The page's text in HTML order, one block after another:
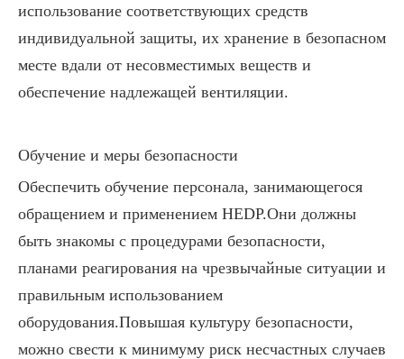
использование соответствующих средств
индивидуальной защиты, их хранение в безопасном
месте вдали от несовместимых веществ и
обеспечение надлежащей вентиляции.
Обучение и меры безопасности
Обеспечить обучение персонала, занимающегося
обращением и применением HEDP.Они должны
быть знакомы с процедурами безопасности,
планами реагирования на чрезвычайные ситуации и
правильным использованием
оборудования.Повышая культуру безопасности,
можно свести к минимуму риск несчастных случаев